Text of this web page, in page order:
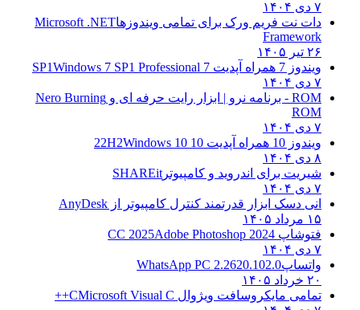
دات نت فریم ورک برای تمامی ویندوزهاMicrosoft .NET
Framework
ویندوز 7 همراه آپدیت 7 SP1
Windows 7 SP1 Professional
ROM - برنامه نرو | ابزار رایت حرفه ای و
Nero Burning
ROM
ویندوز 10 همراه آپدیت 10 22H2
Windows 10
شیریت برای اندروید و کامپیوترSHAREit
انی دسک ابزار قدرتمند کنترل کامپیوتر از
AnyDesk
فتوشاپ CC 2025Adobe Photoshop 2024
واتساپWhatsApp PC 2.2620.102.0
تمامی مایکروسافت ویژوال C Microsoft Visual C++